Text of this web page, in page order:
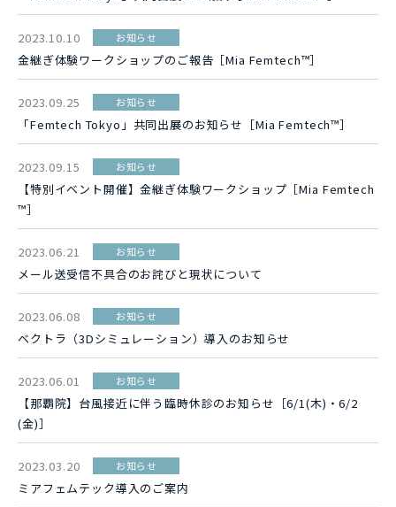
2023.10.10 お知らせ
金継ぎ体験ワークショップのご報告［Mia Femtech™］
2023.09.25 お知らせ
「Femtech Tokyo」共同出展のお知らせ［Mia Femtech™］
2023.09.15 お知らせ
【特別イベント開催】金継ぎ体験ワークショップ［Mia Femtech
™］
2023.06.21 お知らせ
メール送受信不具合のお詫びと現状について
2023.06.08 お知らせ
ベクトラ（3Dシミュレーション）導入のお知らせ
2023.06.01 お知らせ
【那覇院】台風接近に伴う臨時休診のお知らせ［6/1(木)・6/2
(金)］
2023.03.20 お知らせ
ミアフェムテック導入のご案内